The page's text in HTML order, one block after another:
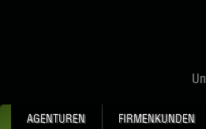
AGENTUREN FIRMENKUNDEN